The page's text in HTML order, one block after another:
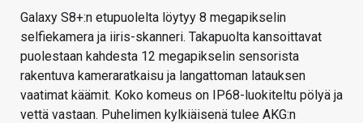
Galaxy S8+:n etupuolelta löytyy 8 megapikselin
selfiekamera ja iiris-skanneri. Takapuolta kansoittavat
puolestaan kahdesta 12 megapikselin sensorista
rakentuva kameraratkaisu ja langattoman latauksen
vaatimat käämit. Koko komeus on IP68-luokiteltu pölyä ja
vettä vastaan. Puhelimen kylkiäisenä tulee AKG:n